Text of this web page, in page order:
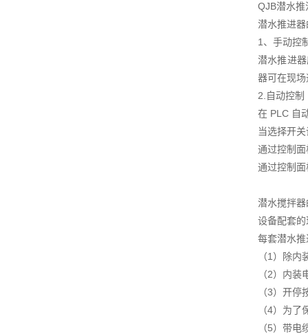
QJB潜水
潜水推进
1、手动控
潜水推进
器可在现
2.自动控制
在 PLC 自
当选择开
通过控制
通过控制
潜水搅拌
设备配套
每套潜水
（1）除
（2）内
（3）开
（4）为
（5）带电